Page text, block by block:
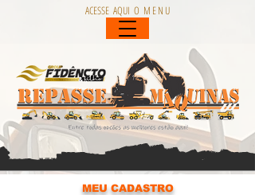
ACESSE AQUI O M E N U
MEU CADASTRO